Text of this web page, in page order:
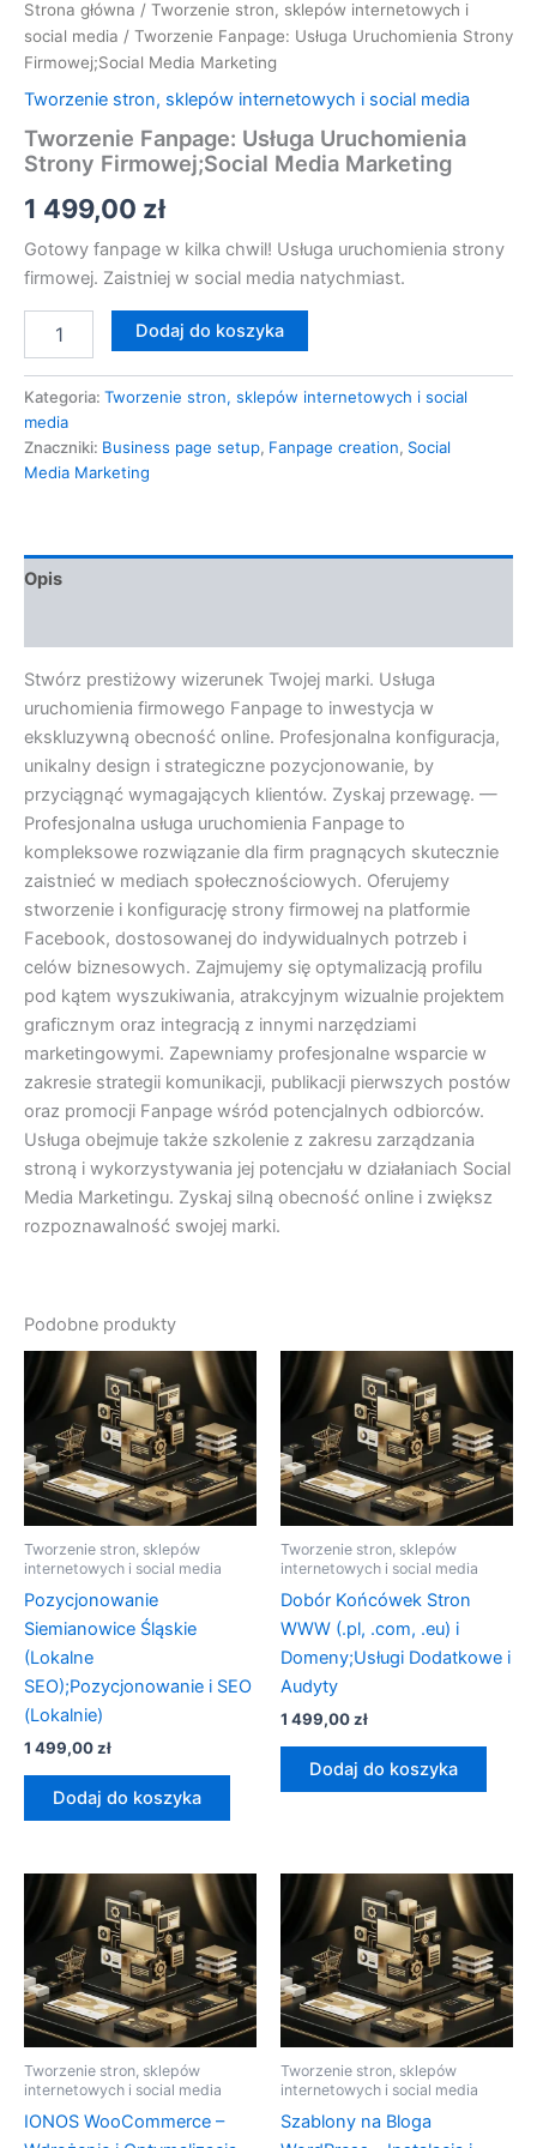
Strona główna / Tworzenie stron, sklepów internetowych i
social media / Tworzenie Fanpage: Usługa Uruchomienia Strony
Firmowej;Social Media Marketing
Tworzenie stron, sklepów internetowych i social media
Tworzenie Fanpage: Usługa Uruchomienia
Strony Firmowej;Social Media Marketing
1 499,00 zł
Gotowy fanpage w kilka chwil! Usługa uruchomienia strony
firmowej. Zaistniej w social media natychmiast.
Dodaj do koszyka
Kategoria: Tworzenie stron, sklepów internetowych i social
media
Znaczniki: Business page setup, Fanpage creation, Social
Media Marketing
Opis
Stwórz prestiżowy wizerunek Twojej marki. Usługa
uruchomienia firmowego Fanpage to inwestycja w
ekskluzywną obecność online. Profesjonalna konfiguracja,
unikalny design i strategiczne pozycjonowanie, by
przyciągnąć wymagających klientów. Zyskaj przewagę. —
Profesjonalna usługa uruchomienia Fanpage to
kompleksowe rozwiązanie dla firm pragnących skutecznie
zaistnieć w mediach społecznościowych. Oferujemy
stworzenie i konfigurację strony firmowej na platformie
Facebook, dostosowanej do indywidualnych potrzeb i
celów biznesowych. Zajmujemy się optymalizacją profilu
pod kątem wyszukiwania, atrakcyjnym wizualnie projektem
graficznym oraz integracją z innymi narzędziami
marketingowymi. Zapewniamy profesjonalne wsparcie w
zakresie strategii komunikacji, publikacji pierwszych postów
oraz promocji Fanpage wśród potencjalnych odbiorców.
Usługa obejmuje także szkolenie z zakresu zarządzania
stroną i wykorzystywania jej potencjału w działaniach Social
Media Marketingu. Zyskaj silną obecność online i zwiększ
rozpoznawalność swojej marki.
Podobne produkty
Tworzenie stron, sklepów
internetowych i social media
Pozycjonowanie
Siemianowice Śląskie
(Lokalne
SEO);Pozycjonowanie i SEO
(Lokalnie)
1 499,00zł
Dodaj do koszyka
Tworzenie stron, sklepów
internetowych i social media
Dobór Końcówek Stron
WWW (.pl, .com, .eu) i
Domeny;Usługi Dodatkowe i
Audyty
1 499,00zł
Dodaj do koszyka
Tworzenie stron, sklepów
internetowych i social media
IONOS WooCommerce –
Tworzenie stron, sklepów
internetowych i social media
Szablony na Bloga